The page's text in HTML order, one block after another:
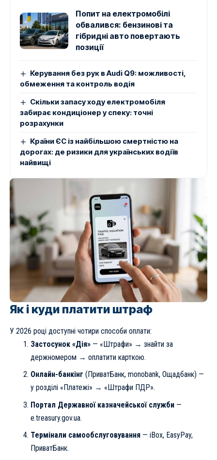
Попит на електромобілі
обвалився: бензинові та
гібридні авто повертають
позиції
Керування без рук в Audi Q9: можливості,
обмеження та контроль водія
Скільки запасу ходу електромобіля
забирає кондиціонер у спеку: точні
розрахунки
Країни ЄС із найбільшою смертністю на
дорогах: де ризики для українських водіїв
найвищі
Як і куди платити штраф
У 2026 році доступні чотири способи оплати:
Застосунок «Дія»— «Штрафи» → знайти за
держномером → оплатити карткою.
Онлайн-банкінг (ПриватБанк, monobank, Ощадбанк) —
у розділі «Платежі» → «Штрафи ПДР».
Портал Державної казначейської служби—
e.treasury.gov.ua.
Термінали самообслуговування— iBox, EasyPay,
ПриватБанк.